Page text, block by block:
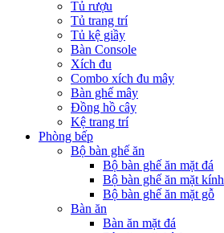
Tủ rượu
Tủ trang trí
Tủ kệ giầy
Bàn Console
Xích đu
Combo xích đu mây
Bàn ghế mây
Đồng hồ cây
Kệ trang trí
Phòng bếp
Bộ bàn ghế ăn
Bộ bàn ghế ăn mặt đá
Bộ bàn ghế ăn mặt kính
Bộ bàn ghế ăn mặt gỗ
Bàn ăn
Bàn ăn mặt đá